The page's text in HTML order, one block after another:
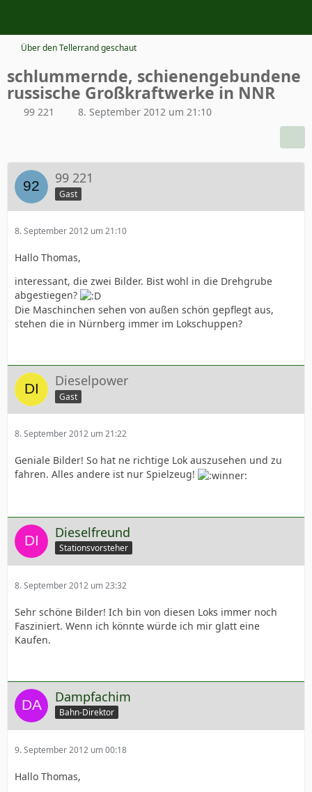
Über den Tellerrand geschaut
schlummernde, schienengebundene
russische Großkraftwerke in NNR
99 221 8. September 2012 um 21:10
99 221
Gast
8. September 2012 um 21:10
Hallo Thomas,
interessant, die zwei Bilder. Bist wohl in die Drehgrube
abgestiegen?
Die Maschinchen sehen von außen schön gepflegt aus,
stehen die in Nürnberg immer im Lokschuppen?
Dieselpower
Gast
8. September 2012 um 21:22
Geniale Bilder! So hat ne richtige Lok auszusehen und zu
fahren. Alles andere ist nur Spielzeug!
Dieselfreund
Stationsvorsteher
8. September 2012 um 23:32
Sehr schöne Bilder! Ich bin von diesen Loks immer noch
Fasziniert. Wenn ich könnte würde ich mir glatt eine
Kaufen.
Dampfachim
Bahn-Direktor
9. September 2012 um 00:18
Hallo Thomas,